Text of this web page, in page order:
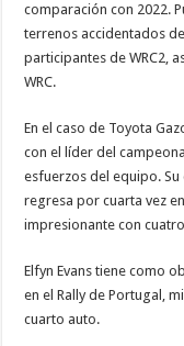
comparación con 2022.
terrenos accidentados
participantes de WRC2,
WRC.
En el caso de Toyota
con el líder del
esfuerzos del equipo.
regresa por cuarta vez
impresionante con
Elfyn Evans tiene como
en el Rally de Portugal,
cuarto auto.